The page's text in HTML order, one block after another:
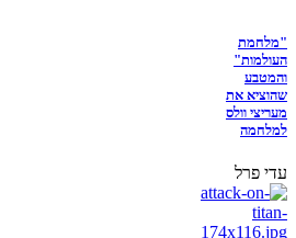
"מלחמת
העולמות"
והמטבע
שהוציא את
מעריצי וולס
למלחמה
עדי פרל